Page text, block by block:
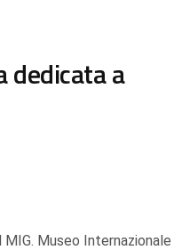
dedicata a
Museo Internazionale